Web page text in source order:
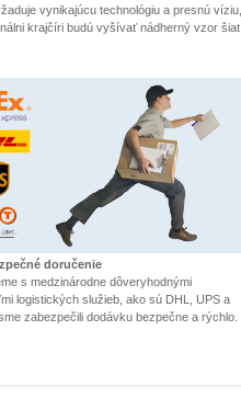
vynikajúcu technológiu a presnú víziu,
krajčíri budú vyšívať nádherný vzor šiat.
doručenie
s medzinárodne dôveryhodnými
logistických služieb, ako sú DHL, UPS a
zabezpečili dodávku bezpečne a rýchlo.